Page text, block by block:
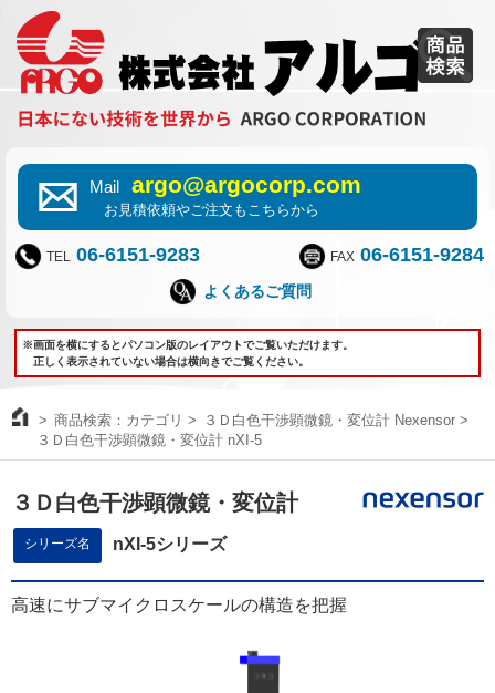
Mail argo@argocorp.com
お見積依頼やご注文もこちらから
TEL 06-6151-9283 FAX 06-6151-9284
よくあるご質問
※画面を横にするとパソコン版のレイアウトでご覧いただけます。
正しく表示されていない場合は横向きでご覧ください。
商品検索：カテゴリ
３Ｄ白色干渉顕微鏡・変位計 Nexensor
３Ｄ白色干渉顕微鏡・変位計 nXI-5
３Ｄ白色干渉顕微鏡・変位計
シリーズ名 nXI-5シリーズ
高速にサブマイクロスケールの構造を把握